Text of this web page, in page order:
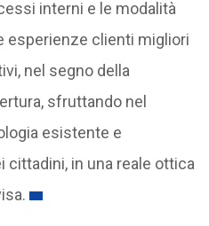
interni e le modalità
esperienze clienti migliori
nel segno della
sfruttando nel
esistente e
cittadini, in una reale ottica